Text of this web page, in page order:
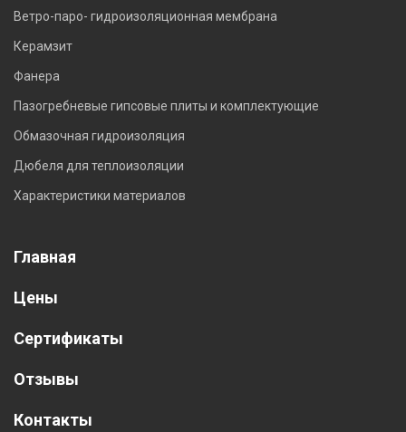
Ветро-паро- гидроизоляционная мембрана
Керамзит
Фанера
Пазогребневые гипсовые плиты и комплектующие
Обмазочная гидроизоляция
Дюбеля для теплоизоляции
Характеристики материалов
Главная
Цены
Сертификаты
Отзывы
Контакты